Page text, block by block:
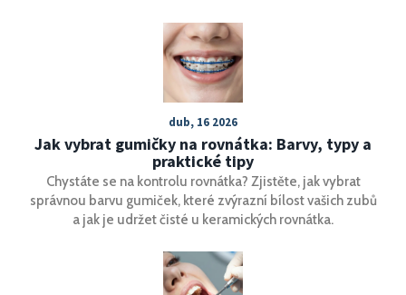
dub, 16 2026
Jak vybrat gumičky na rovnátka: Barvy, typy a
praktické tipy
Chystáte se na kontrolu rovnátka? Zjistěte, jak vybrat
správnou barvu gumiček, které zvýrazní bílost vašich zubů
a jak je udržet čisté u keramických rovnátka.